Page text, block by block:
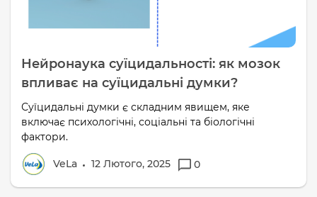
Нейронаука суїцидальності: як мозок
впливає на суїцидальні думки?
Суїцидальні думки є складним явищем, яке
включає психологічні, соціальні та біологічні
фактори.
VeLa 12 Лютого, 2025 0